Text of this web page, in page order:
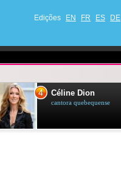
Edições EN FR ES DE
4 Céline Dion
cantora quebequense